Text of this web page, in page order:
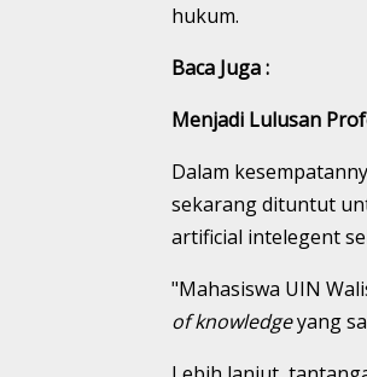
hukum.
Baca Juga :
Menjadi Lulusan
Dalam
sekarang dituntut
artificial intelegent
"Mahasiswa UIN
of knowledgeyang